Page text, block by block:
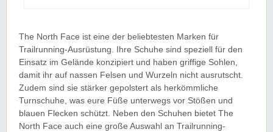
The North Face ist eine der beliebtesten Marken für
Trailrunning-Ausrüstung. Ihre Schuhe sind speziell für den
Einsatz im Gelände konzipiert und haben griffige Sohlen,
damit ihr auf nassen Felsen und Wurzeln nicht ausrutscht.
Zudem sind sie stärker gepolstert als herkömmliche
Turnschuhe, was eure Füße unterwegs vor Stößen und
blauen Flecken schützt. Neben den Schuhen bietet The
North Face auch eine große Auswahl an Trailrunning-